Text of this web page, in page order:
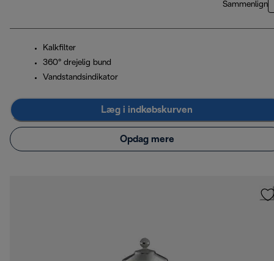
Sammenlign
Kalkfilter
360° drejelig bund
Vandstandsindikator
Læg i indkøbskurven
Opdag mere